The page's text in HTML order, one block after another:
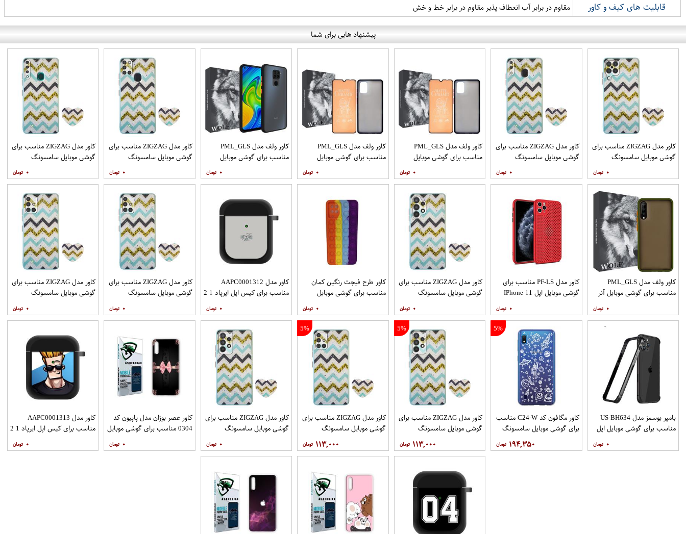
قابلیت های کیف و کاور مقاوم در برابر آب انعطاف پذیر مقاوم در برابر خط و خش
پیشنهاد هایی برای شما
کاور مدل ZIGZAG مناسب برای
گوشی موبایل سامسونگ
نگهدارنده
۰
کاور مدل ZIGZAG مناسب برای
گوشی موبایل سامسونگ
همراه پایه نگهدارنده
۰
کاور ولف مدل PML_GLS
مناسب برای گوشی موبایل
همراه محافظ صفحه نمایش
۰
کاور ولف مدل PML_GLS
مناسب برای گوشی موبایل
همراه محافظ صفحه نمایش
۰
کاور ولف مدل PML_GLS
مناسب برای گوشی موبایل
۰
کاور مدل ZIGZAG مناسب برای
گوشی موبایل سامسونگ
نگهدارنده
۰
کاور مدل ZIGZAG مناسب برای
گوشی موبایل سامسونگ
نگهدارنده
۰
کاور ولف مدل PML_GLS
مناسب برای گوشی موبایل آنر
۰
کاور مدل PF-LS مناسب برای
گوشی موبایل اپل IPhone 11
۰
کاور مدل ZIGZAG مناسب برای
گوشی موبایل سامسونگ
نگهدارنده
۰
کاور طرح فیجت رنگین کمان
مناسب برای گوشی موبایل
۰
کاور مدل AAPC0001312
مناسب برای کیس اپل ایرپاد 1 2
۰
کاور مدل ZIGZAG مناسب برای
گوشی موبایل سامسونگ
نگهدارنده
۰
کاور مدل ZIGZAG مناسب برای
گوشی موبایل سامسونگ
نگهدارنده
۰
بامپر یوسمز مدل US-BH634
مناسب برای گوشی موبایل اپل
۰
5%
کاور مگافون کد C24-W مناسب
برای گوشی موبایل سامسونگ
۱۹۴,۳۵۰
5%
کاور مدل ZIGZAG مناسب برای
گوشی موبایل سامسونگ
Galaxy A72 به همراه پایه
نگهدارنده
۱۱۳,۰۰۰
5%
کاور مدل ZIGZAG مناسب برای
گوشی موبایل سامسونگ
Galaxy A71 به همراه پایه
نگهدارنده
۱۱۳,۰۰۰
کاور مدل ZIGZAG مناسب برای
گوشی موبایل سامسونگ
پایه نگهدارنده
۰
کاور عصر بوژان مدل پاپیون کد
0304 مناسب برای گوشی موبایل
۰
کاور مدل AAPC0001313
مناسب برای کیس اپل ایرپاد 1 2
۰